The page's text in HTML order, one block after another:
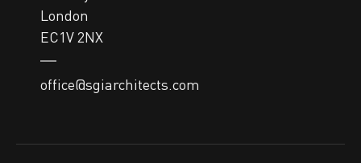
London
EC1V 2NX
office@sgiarchitects.com